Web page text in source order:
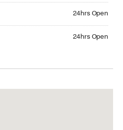
24hrs Open
24hrs Open